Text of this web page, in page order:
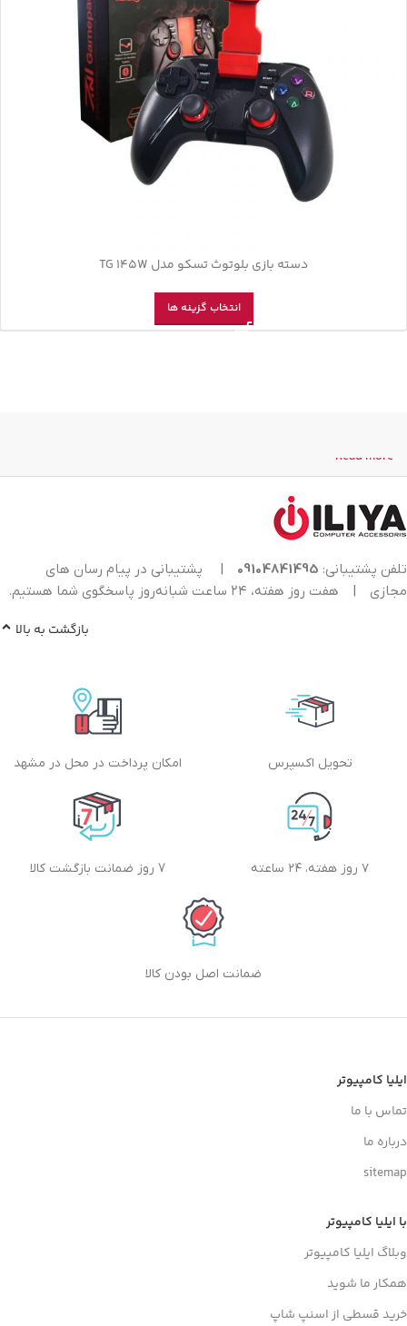
دسته بازی بلوتوث تسکو مدل TG 145W
انتخاب گزینه ها
Read more
تلفن پشتیبانی: 09104841495
|
پشتیبانی در پیام رسان های
مجازی
| هفت روز هفته، ۲۴ ساعت شبانه‌روز پاسخگوی شما هستیم.
بازگشت به بالا
تحویل اکسپرس امکان پرداخت در محل در مشهد
۷ روز هفته، ۲۴ ساعته 7 روز ضمانت بازگشت کالا
ضمانت اصل بودن کالا
ایلیا کامپیوتر
تماس با ما
درباره ما
sitemap
با ایلیا کامپیوتر
وبلاگ ایلیا کامپیوتر
همکار ما شوید
خرید قسطی از اسنپ شاپ